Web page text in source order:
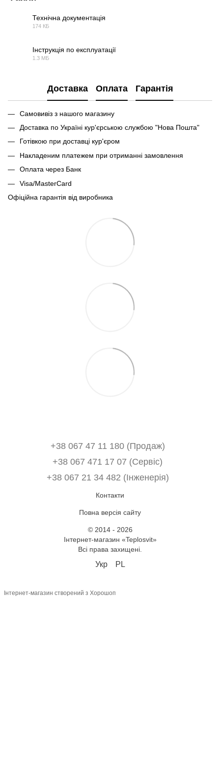
Технічна документація
174 КБ
Інструкція по експлуатації
1.3 МБ
Доставка Оплата Гарантія
Самовивіз з нашого магазину
Доставка по Україні кур'єрською службою "Нова Пошта"
Готівкою при доставці кур'єром
Накладеним платежем при отриманні замовлення
Оплата через Банк
Visa/MasterCard
Офіційна гарантія від виробника
+38 067 47 11 180 (Продаж)
+38 067 471 17 07 (Сервіс)
‎+38 067 21 34 482 (Інженерія)
Контакти
Повна версія сайту
© 2014 - 2026
Інтернет-магазин «Teplosvit»
Всі права захищені.
Укр PL
Інтернет-магазин створений з Хорошоп